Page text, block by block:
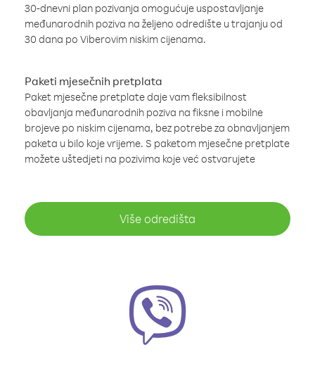
30-dnevni plan pozivanja omogućuje uspostavljanje
međunarodnih poziva na željeno odredište u trajanju od
30 dana po Viberovim niskim cijenama.
Paketi mjesečnih pretplata
Paket mjesečne pretplate daje vam fleksibilnost
obavljanja međunarodnih poziva na fiksne i mobilne
brojeve po niskim cijenama, bez potrebe za obnavljanjem
paketa u bilo koje vrijeme. S paketom mjesečne pretplate
možete uštedjeti na pozivima koje već ostvarujete
Više odredišta